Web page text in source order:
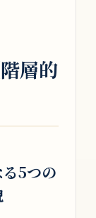
層的
5つの